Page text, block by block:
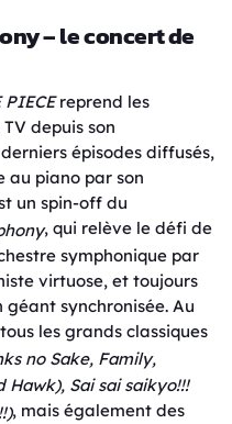
– le concert de
PIECEreprend les
depuis son
épisodes diffusés,
au piano par son
un spin-off du
, qui relève le défi de
symphonique par
virtuose, et toujours
synchronisée. Au
les grands classiques
no Sake, Family,
Sai sai saikyo!!!
, mais également des